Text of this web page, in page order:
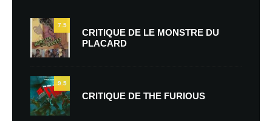
7.5
CRITIQUE DE LE MONSTRE DU
PLACARD
9.5
CRITIQUE DE THE FURIOUS